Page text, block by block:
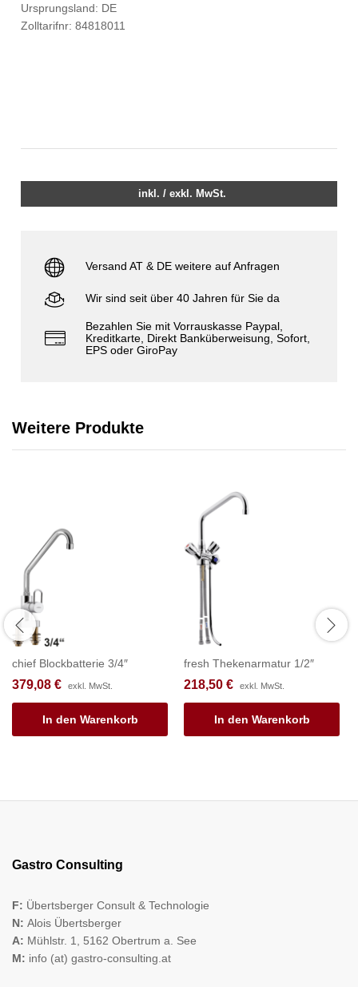
Ursprungsland: DE
Zolltarifnr: 84818011
inkl. / exkl. MwSt.
Versand AT & DE weitere auf Anfragen
Wir sind seit über 40 Jahren für Sie da
Bezahlen Sie mit Vorrauskasse Paypal,
Kreditkarte, Direkt Banküberweisung, Sofort,
EPS oder GiroPay
Weitere Produkte
chief Blockbatterie 3/4″
379,08 € exkl. MwSt.
In den Warenkorb
fresh Thekenarmatur 1/2″
218,50 € exkl. MwSt.
In den Warenkorb
Gastro Consulting
F: Übertsberger Consult & Technologie
N: Alois Übertsberger
A: Mühlstr. 1, 5162 Obertrum a. See
M: info (at) gastro-consulting.at